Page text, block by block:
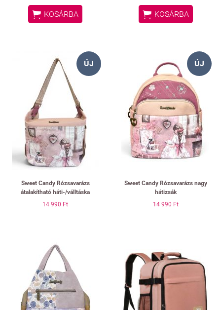
 KOSÁRBA  KOSÁRBA
ÚJ
Sweet Candy Rózsavarázs
átalakítható háti-/válltáska
14 990 Ft
ÚJ
Sweet Candy Rózsavarázs nagy
hátizsák
14 990 Ft